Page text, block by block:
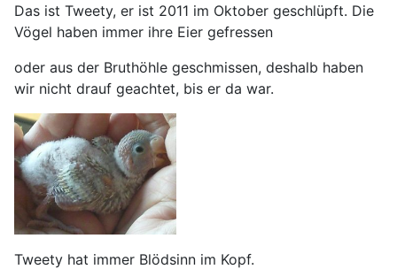
Das ist Tweety, er ist 2011 im Oktober geschlüpft. Die
Vögel haben immer ihre Eier gefressen
oder aus der Bruthöhle geschmissen, deshalb haben
wir nicht drauf geachtet, bis er da war.
Tweety hat immer Blödsinn im Kopf.